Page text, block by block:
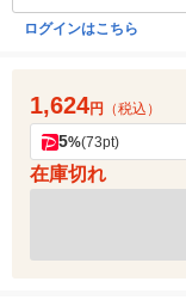
ログインはこちら
1,624円 （税込）
5%(73pt)
在庫切れ